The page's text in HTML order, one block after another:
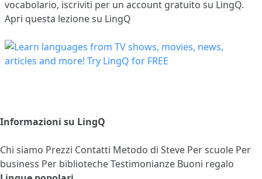
vocabolario, iscriviti per un account gratuito su LingQ.
Apri questa lezione su LingQ
Informazioni su LingQ
Chi siamo Prezzi Contatti Metodo di Steve Per scuole Per
business Per bibliotecheTestimonianze Buoni regalo